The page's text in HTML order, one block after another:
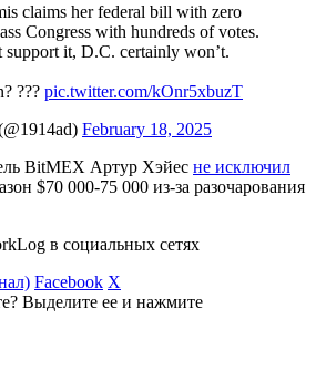
claims her federal bill with zero
Congress with hundreds of votes.
it, D.C. certainly won’t.
??? pic.twitter.com/kOnr5xbuzT
February 18, 2025
BitMEX Артур Хэйес не исключил
$70 000-75 000 из-за разочарования
в социальных сетях
Facebook X
Выделите ее и нажмите